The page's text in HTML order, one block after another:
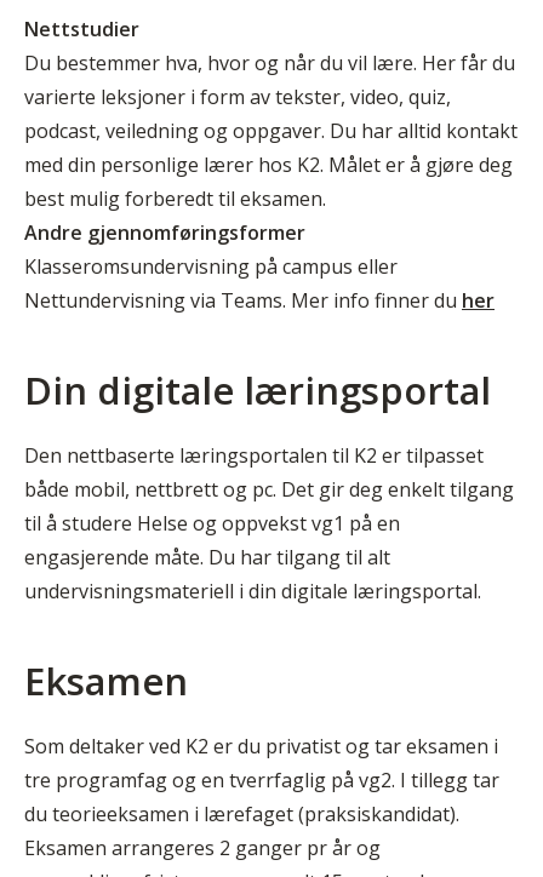
Nettstudier
Du bestemmer hva, hvor og når du vil lære. Her får du
varierte leksjoner i form av tekster, video, quiz,
podcast, veiledning og oppgaver. Du har alltid kontakt
med din personlige lærer hos K2. Målet er å gjøre deg
best mulig forberedt til eksamen.
Andre gjennomføringsformer
Klasseromsundervisning på campus eller
Nettundervisning via Teams. Mer info finner du her
Din digitale læringsportal
Den nettbaserte læringsportalen til K2 er tilpasset
både mobil, nettbrett og pc. Det gir deg enkelt tilgang
til å studere Helse og oppvekst vg1 på en
engasjerende måte. Du har tilgang til alt
undervisningsmateriell i din digitale læringsportal.
Eksamen
Som deltaker ved K2 er du privatist og tar eksamen i
tre programfag og en tverrfaglig på vg2. I tillegg tar
du teorieeksamen i lærefaget (praksiskandidat).
Eksamen arrangeres 2 ganger pr år og